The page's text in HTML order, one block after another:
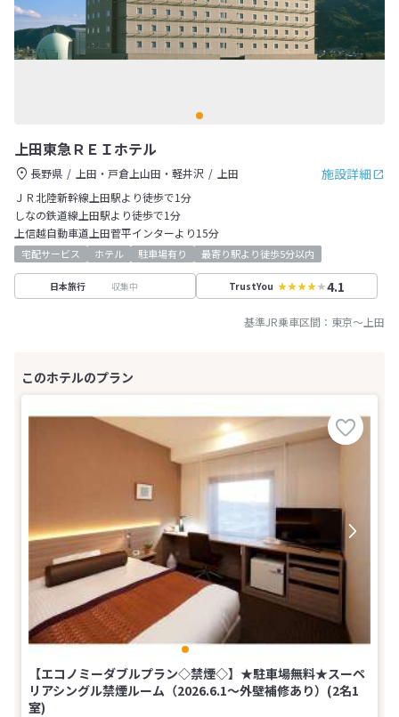
上田東急ＲＥＩホテル
施設詳細
長野県 上田・戸倉上山田・軽井沢
上田
ＪＲ北陸新幹線上田駅より徒歩で1分
しなの鉄道線上田駅より徒歩で1分
上信越自動車道上田菅平インターより15分
宅配サービス ホテル 駐車場有り 最寄り駅より徒歩5分以内
日本旅行 収集中 TrustYou 4.1
基準JR乗車区間： 東京～ 上田
【エコノミーダブルプラン◇禁煙◇】★駐車場無料★スーペ
リアシングル禁煙ルーム（2026.6.1〜外壁補修あり）(2名1
室)